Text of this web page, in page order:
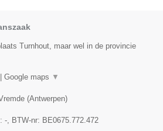
Turnhout, maar wel in de provincie
Google maps ▼
(Antwerpen)
- , BTW-nr: BE0675.772.472